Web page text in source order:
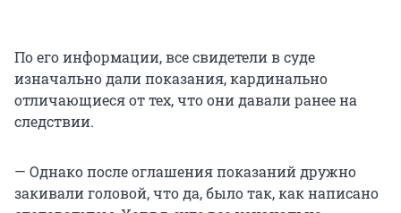
По его информации, все свидетели в суде
изначально дали показания, кардинально
отличающиеся от тех, что они давали ранее на
следствии.
— Однако после оглашения показаний дружно
закивали головой, что да, было так, как написано